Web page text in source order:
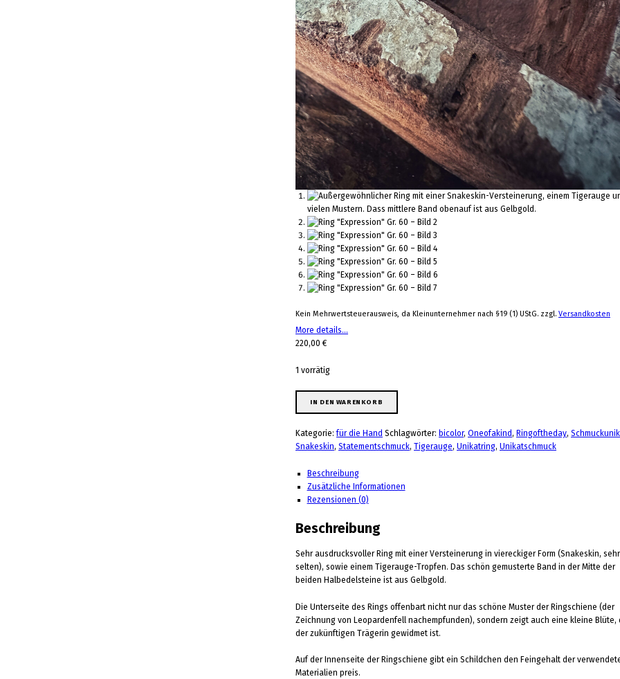
Kein Mehrwertsteuerausweis, da Kleinunternehmer nach §19 (1) UStG. zzgl. Versandkosten
More details…
220,00€
1 vorrätig
Ring "Expression" Gr. 60 Menge
IN DEN WARENKORB
Kategorie:für die Hand Schlagwörter: bicolor, Oneofakind , Ringoftheday,
Snakeskin, Statementschmuck, Tigerauge, Unikatring, Unikatschmuck
Beschreibung
Zusätzliche Informationen
Rezensionen (0)
Beschreibung
Sehr ausdrucksvoller Ring mit einer Versteinerung in viereckiger Form (Snakeskin, sehr
selten), sowie einem Tigerauge-Tropfen. Das schön gemusterte Band in der Mitte der
beiden Halbedelsteine ist aus Gelbgold.
Die Unterseite des Rings offenbart nicht nur das schöne Muster der Ringschiene (der
Zeichnung von Leopardenfell nachempfunden), sondern zeigt auch eine kleine Blüte,
der zukünftigen Trägerin gewidmet ist.
Auf der Innenseite der Ringschiene gibt ein Schildchen den Feingehalt der
Materialien preis.